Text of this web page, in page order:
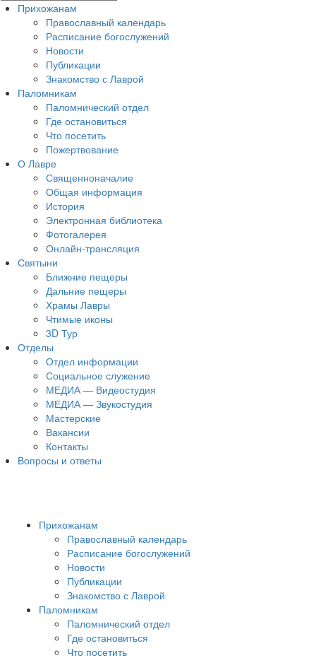
Прихожанам
Православный календарь
Расписание богослужений
Новости
Публикации
Знакомство с Лаврой
Паломникам
Паломнический отдел
Где остановиться
Что посетить
Пожертвование
О Лавре
Священноначалие
Общая информация
История
Электронная библиотека
Фотогалерея
Онлайн-трансляция
Святыни
Ближние пещеры
Дальние пещеры
Храмы Лавры
Чтимые иконы
3D Тур
Отделы
Отдел информации
Социальное служение
МЕДИА — Видеостудия
МЕДИА — Звукостудия
Мастерские
Вакансии
Контакты
Вопросы и ответы
Прихожанам
Православный календарь
Расписание богослужений
Новости
Публикации
Знакомство с Лаврой
Паломникам
Паломнический отдел
Где остановиться
Что посетить